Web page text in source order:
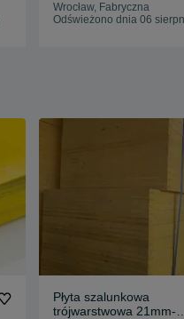
Wrocław, Fabryczna
Odświeżono dnia 06
Płyta szalunkowa
trójwarstwowa 21mm-